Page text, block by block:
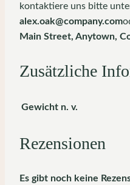
kontaktiere uns bitte
alex.oak@company.com
Main Street, Anytown,
Zusätzliche
Gewicht n. v.
Rezensionen
Es gibt noch keine